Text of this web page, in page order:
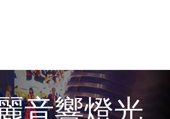
旅
q 3，科幻風格的造型具備335公里最大續航
里程
不被定義的
S Roadshow 熱血啟動
Nissan力拚縮短新車開發週期 導
入AI、借鏡中國車廠求生
全台最速充電樁降臨桃園！ 華城電
能首座640kW極速充電站正式啟用
BMW iX3投產9個月突破5萬輛 匈
日限定賞車會 指定車款送3,000元加油卡
特斯拉掀充電價格戰 EVOASIS推
訂閱制假日最低5.25元會員優惠
Honda Motorcycle攜手築間餐飲集
團「燒肉Smile」跨界合作
出國、國旅都能用！iRent前進桃園